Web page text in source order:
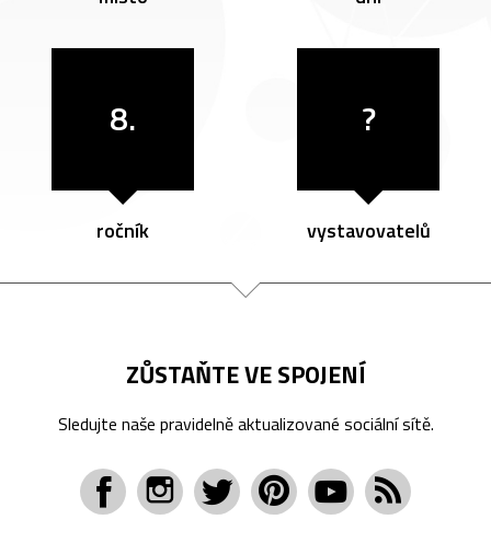
8.
ročník
?
vystavovatelů
ZŮSTAŇTE VE SPOJENÍ
Sledujte naše pravidelně aktualizované sociální sítě.